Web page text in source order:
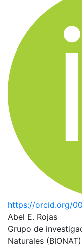
https://orcid.org/
Abel E. Rojas
Grupo de
Naturales